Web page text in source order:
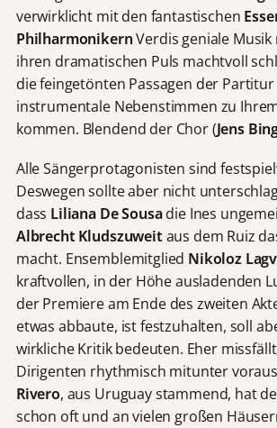
verwirklicht mit den fantastischen
PhilharmonikernVerdis geniale Musik
ihren dramatischen Puls machtvoll
die feingetönten Passagen der Partitur
instrumentale Nebenstimmen zu
kommen. Blendend der Chor (Jens
Alle Sängerprotagonisten sind
Deswegen sollte aber nicht
dass Liliana De Sousadie Ines
Albrecht Kludszuweitaus dem Ruiz
macht. Ensemblemitglied Nikoloz
kraftvollen, in der Höhe ausladenden
der Premiere am Ende des zweiten
etwas abbaute, ist festzuhalten, soll
wirkliche Kritik bedeuten. Eher
Dirigenten rhythmisch mitunter
Rivero, aus Uruguay stammend, hat
schon oft und an vielen großen